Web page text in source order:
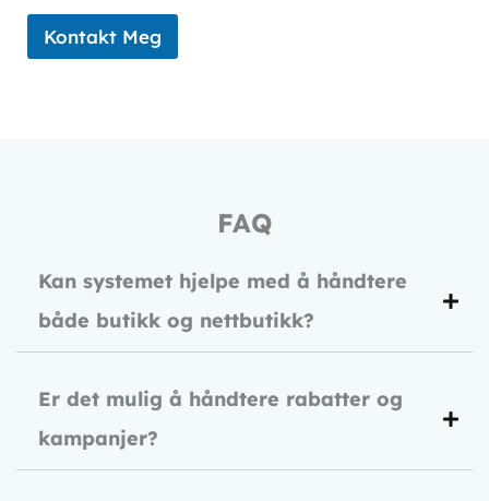
m
y
Kontakt Meg
FAQ
Kan systemet hjelpe med å håndtere
både butikk og nettbutikk?
Er det mulig å håndtere rabatter og
kampanjer?